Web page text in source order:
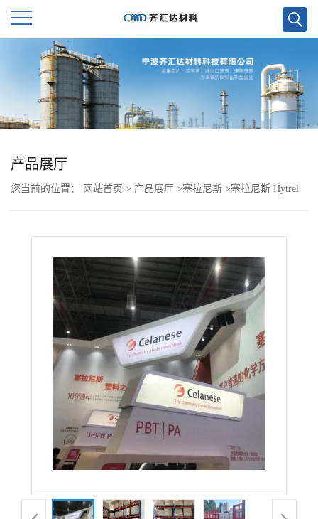
首
页
公
产品展厅
您当前的位置： 网站首页 > 产品展厅 >塞拉尼斯 >塞拉尼斯 Hytrel